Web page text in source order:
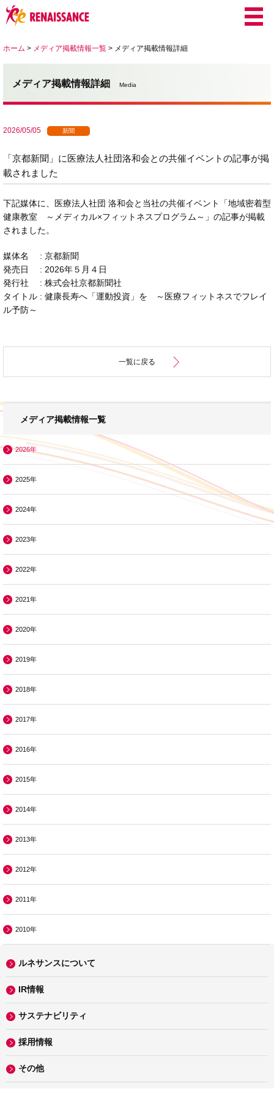
ホーム > メディア掲載情報一覧 > メディア掲載情報詳細
メディア掲載情報詳細 Media
2026/05/05 新聞
「京都新聞」に医療法人社団洛和会との共催イベントの記事が掲
載されました
下記媒体に、医療法人社団 洛和会と当社の共催イベント「地域密着型
健康教室 ～メディカル×フィットネスプログラム～」の記事が掲載
されました。
媒体名 : 京都新聞
発売日 : 2026年５月４日
発行社 : 株式会社京都新聞社
タイトル : 健康長寿へ「運動投資」を ～ 医療フィットネスでフレイ
ル予防～
一覧に戻る
メディア掲載情報一覧
2026年
2025年
2024年
2023年
2022年
2021年
2020年
2019年
2018年
2017年
2016年
2015年
2014年
2013年
2012年
2011年
2010年
ルネサンスについて
IR情報
サステナビリティ
採用情報
その他